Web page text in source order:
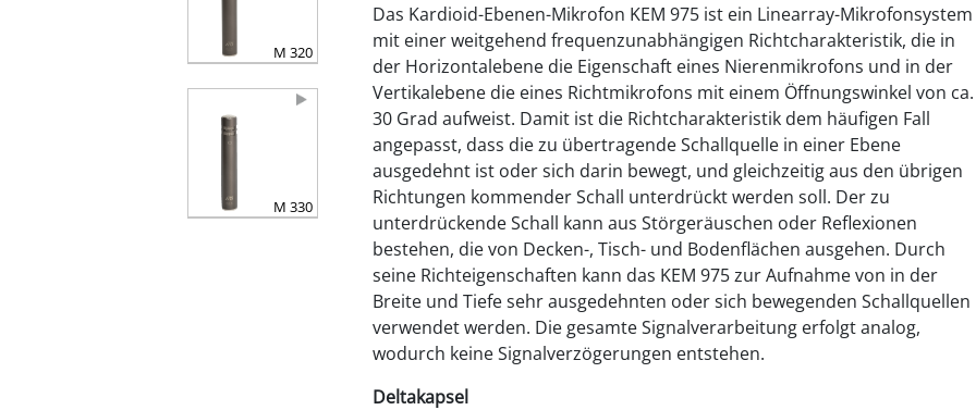
M 320
M 330
Das Kardioid-Ebenen-Mikrofon KEM 975 ist ein Linearray-Mikrofonsystem
mit einer weitgehend frequenzunabhängigen Richtcharakteristik, die in
der Horizontalebene die Eigenschaft eines Nierenmikrofons und in der
Vertikalebene die eines Richtmikrofons mit einem Öffnungswinkel von ca.
30 Grad aufweist. Damit ist die Richtcharakteristik dem häufigen Fall
angepasst, dass die zu übertragende Schallquelle in einer Ebene
ausgedehnt ist oder sich darin bewegt, und gleichzeitig aus den übrigen
Richtungen kommender Schall unterdrückt werden soll. Der zu
unterdrückende Schall kann aus Störgeräuschen oder Reflexionen
bestehen, die von Decken-, Tisch- und Bodenflächen ausgehen. Durch
seine Richteigenschaften kann das KEM 975 zur Aufnahme von in der
Breite und Tiefe sehr ausgedehnten oder sich bewegenden Schallquellen
verwendet werden. Die gesamte Signalverarbeitung erfolgt analog,
wodurch keine Signalverzögerungen entstehen.
Deltakapsel